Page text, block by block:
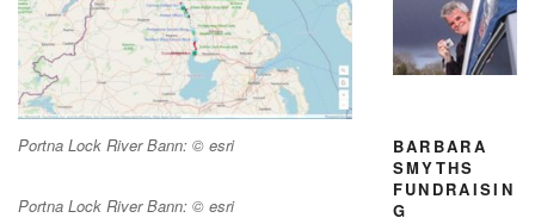
Portna Lock River Bann: © esri
Portna Lock River Bann: © esri
BARBARA
SMYTHS
FUNDRAISIN
G